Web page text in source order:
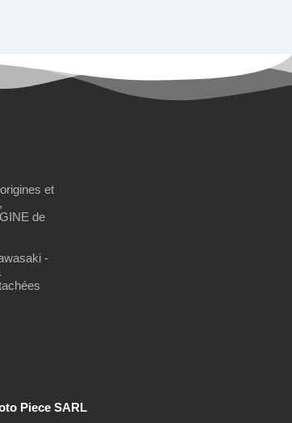
et
de
-
Piece SARL